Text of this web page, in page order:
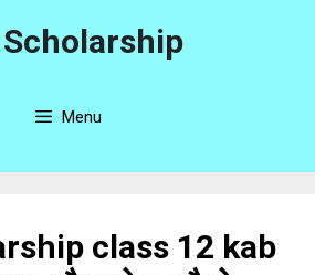
Scholarship
Menu
class 12 kab